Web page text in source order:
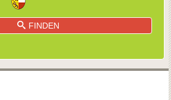
FINDEN